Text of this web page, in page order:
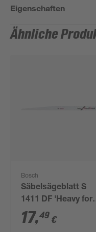
Eigenschaften
Ähnliche
Bosch
Säbelsägeblatt S
1411 DF 'Heavy for
Wood and Metal'
17,49 €